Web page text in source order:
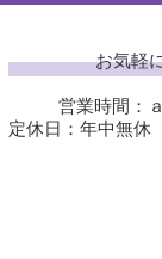
お気軽
営業時間：
定休日：年中無休